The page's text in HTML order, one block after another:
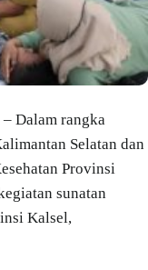
Dalam rangka
Selatan dan
Provinsi
sunatan
Kalsel,